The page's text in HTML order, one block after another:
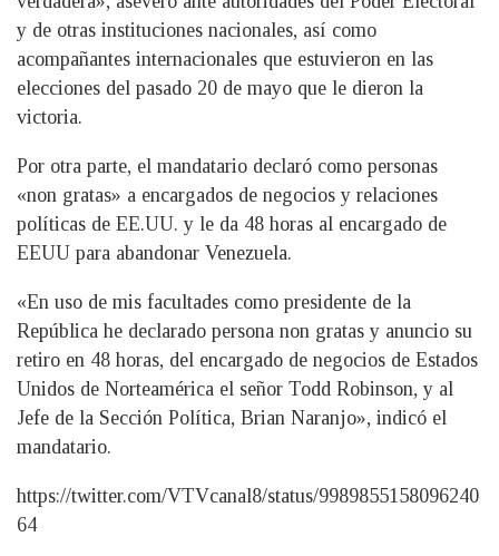
y de otras instituciones nacionales, así como
acompañantes internacionales que estuvieron en las
elecciones del pasado 20 de mayo que le dieron la
victoria.
Por otra parte, el mandatario declaró como personas
«non gratas» a encargados de negocios y relaciones
políticas de EE.UU. y le da 48 horas al encargado de
EEUU para abandonar Venezuela.
«En uso de mis facultades como presidente de la
República he declarado persona non gratas y anuncio su
retiro en 48 horas, del encargado de negocios de Estados
Unidos de Norteamérica el señor Todd Robinson, y al
Jefe de la Sección Política, Brian Naranjo», indicó el
mandatario.
https://twitter.com/VTVcanal8/status/9989855158096240
64